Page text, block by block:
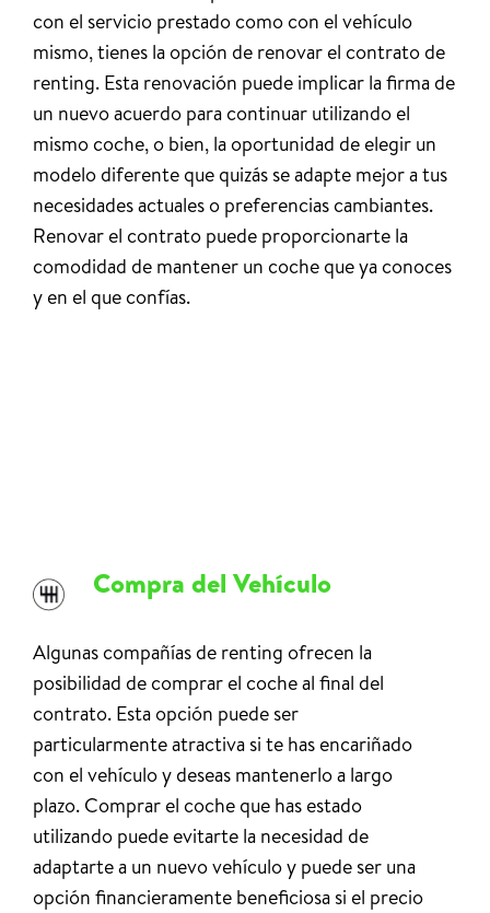
con el servicio prestado como con el vehículo
mismo, tienes la opción de renovar el contrato de
renting. Esta renovación puede implicar la firma de
un nuevo acuerdo para continuar utilizando el
mismo coche, o bien, la oportunidad de elegir un
modelo diferente que quizás se adapte mejor a tus
necesidades actuales o preferencias cambiantes.
Renovar el contrato puede proporcionarte la
comodidad de mantener un coche que ya conoces
y en el que confías.
Compra del Vehículo
Algunas compañías de renting ofrecen la
posibilidad de comprar el coche al final del
contrato. Esta opción puede ser
particularmente atractiva si te has encariñado
con el vehículo y deseas mantenerlo a largo
plazo. Comprar el coche que has estado
utilizando puede evitarte la necesidad de
adaptarte a un nuevo vehículo y puede ser una
opción financieramente beneficiosa si el precio